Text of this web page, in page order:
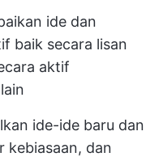
ide dan
baik secara lisan
aktif
ide-ide baru dan
kebiasaan, dan